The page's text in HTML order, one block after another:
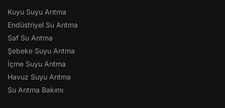
Kuyu Suyu Arıtma
Endüstriyel Su Arıtma
Saf Su Arıtma
Şebeke Suyu Arıtma
İçme Suyu Arıtma
Havuz Suyu Arıtma
Su Arıtma Bakımı